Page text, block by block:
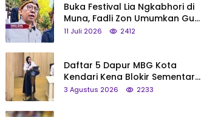
Buka Festival Lia Ngkabhori di
Muna, Fadli Zon Umumkan Gua
Metanduno Segera Naik Status
11 Juli 2026 2412
Daftar 5 Dapur MBG Kota
Kendari Kena Blokir Sementara
dari Pusat
3 Agustus 2026 2233